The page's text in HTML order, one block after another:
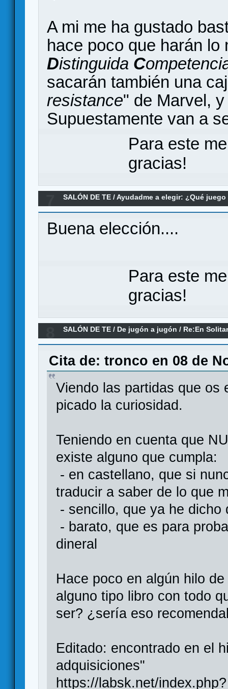
A mi me ha gustado
hace poco que harán
Distinguida C
sacarán también una
resistance" de Marvel,
Supuestamente van a
Para este
gracias!
SALÓN DE TE /Ayudadme a elegir: ¿Qué
por la Tierra Media o Zombicice 2ªed?
Buena elección....
Para este
gracias!
SALÓN DE TE / De jugón a jugón / Re:En
Cita de: tronco en 08 de
Viendo las partidas que os
picado la curiosidad.
Teniendo en cuenta que
existe alguno que cumpla:
- en castellano, que si
traducir a saber de lo que
- sencillo, que ya he dicho
- barato, que es para
dineral
Hace poco en algún hilo
alguno tipo libro con todo
ser? ¿sería eso
Editado: encontrado en el
adquisiciones"
https://labsk.net/index.php?